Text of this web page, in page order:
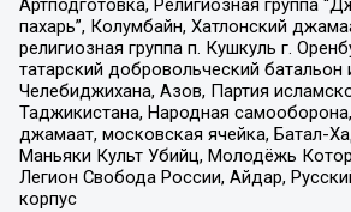
Артподготовка, Религиозная группа
пахарь”, Колумбайн, Хатлонский
религиозная группа п. Кушкуль г.
татарский добровольческий
Челебиджихана, Азов, Партия
Таджикистана, Народная
джамаат, московская ячейка, Батал-
Маньяки Культ Убийц, Молодёжь
Легион Свобода России, Айдар,
корпус